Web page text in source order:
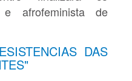
e afrofeminista de
DAS